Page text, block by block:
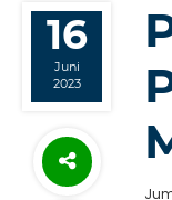
16
Juni
2023